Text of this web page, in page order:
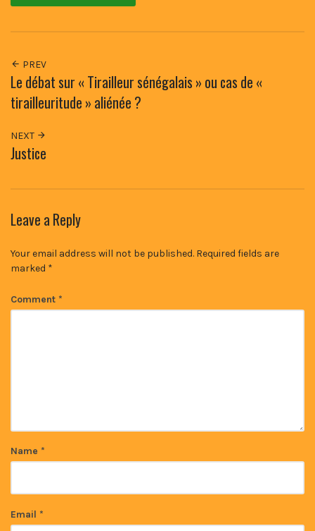
PREV
Le débat sur « Tirailleur sénégalais » ou cas de «
tirailleuritude » aliénée ?
NEXT
Justice
Leave a Reply
Your email address will not be published. Required fields are
marked *
Comment *
Name *
Email *